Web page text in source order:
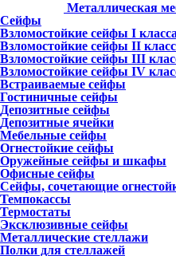
Металлическая
Сейфы
Взломостойкие сейфы I класса
Взломостойкие сейфы II
Взломостойкие сейфы III
Взломостойкие сейфы IV
Встраиваемые сейфы
Гостиничные сейфы
Депозитные сейфы
Депозитные ячейки
Мебельные сейфы
Огнестойкие сейфы
Оружейные сейфы и шкафы
Офисные сейфы
Сейфы, сочетающие
Темпокассы
Термостаты
Эксклюзивные сейфы
Металлические стеллажи
Полки для стеллажей